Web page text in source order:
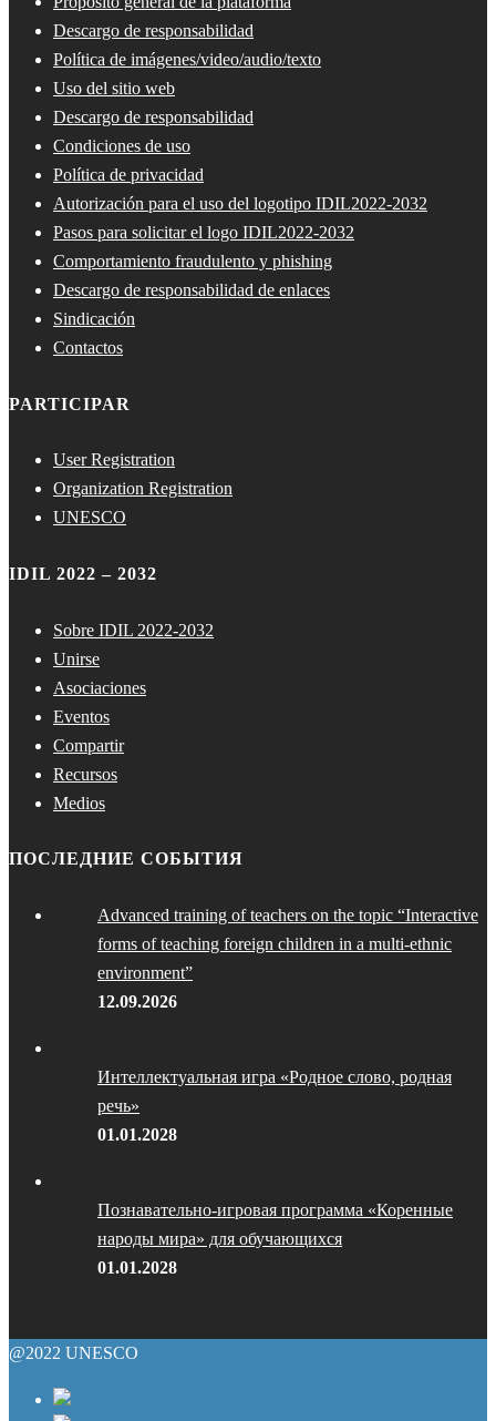
Descargo de responsabilidad
Política de imágenes/video/audio/texto
Uso del sitio web
Descargo de responsabilidad
Condiciones de uso
Política de privacidad
Autorización para el uso del logotipo IDIL2022-2032
Pasos para solicitar el logo IDIL2022-2032
Comportamiento fraudulento y phishing
Descargo de responsabilidad de enlaces
Sindicación
Contactos
PARTICIPAR
User Registration
Organization Registration
UNESCO
IDIL 2022 – 2032
Sobre IDIL 2022-2032
Unirse
Asociaciones
Eventos
Compartir
Recursos
Medios
ПОСЛЕДНИЕ СОБЫТИЯ
Advanced training of teachers on the topic “Interactive
forms of teaching foreign children in a multi-ethnic
environment”
12.09.2026
Интеллектуальная игра «Родное слово, родная
речь»
01.01.2028
Познавательно-игровая программа «Коренные
народы мира» для обучающихся
01.01.2028
@2022 UNESCO